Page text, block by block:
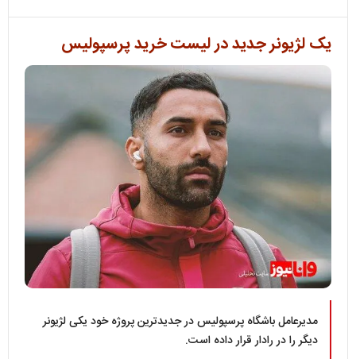
یک لژیونر جدید در لیست خرید پرسپولیس
مدیرعامل باشگاه پرسپولیس در جدیدترین پروژه خود یکی لژیونر
دیگر را در رادار قرار داده است.